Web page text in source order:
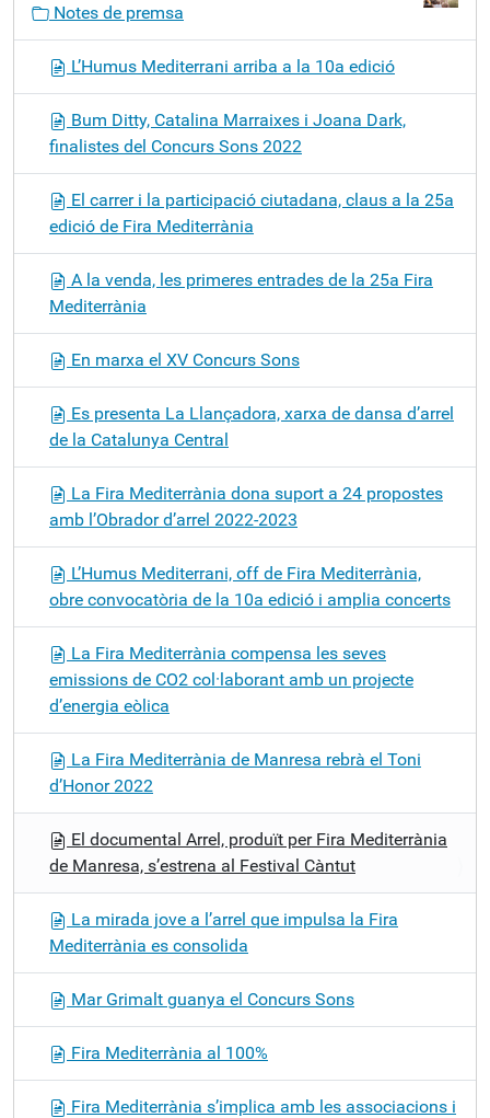
Notes de premsa
L’Humus Mediterrani arriba a la 10a edició
Bum Ditty, Catalina Marraixes i Joana Dark,
finalistes del Concurs Sons 2022
El carrer i la participació ciutadana, claus a la 25a
edició de Fira Mediterrània
A la venda, les primeres entrades de la 25a Fira
Mediterrània
En marxa el XV Concurs Sons
Es presenta La Llançadora, xarxa de dansa d’arrel
de la Catalunya Central
La Fira Mediterrània dona suport a 24 propostes
amb l’Obrador d’arrel 2022-2023
L’Humus Mediterrani, off de Fira Mediterrània,
obre convocatòria de la 10a edició i amplia concerts
La Fira Mediterrània compensa les seves
emissions de CO2 col·laborant amb un projecte
d’energia eòlica
La Fira Mediterrània de Manresa rebrà el Toni
d’Honor 2022
El documental Arrel, produït per Fira Mediterrània
de Manresa, s’estrena al Festival Càntut
La mirada jove a l’arrel que impulsa la Fira
Mediterrània es consolida
Mar Grimalt guanya el Concurs Sons
Fira Mediterrània al 100%
Fira Mediterrània s’implica amb les associacions i